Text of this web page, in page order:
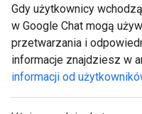
Gdy użytkownicy
w Google Chat mogą
przetwarzania i
informacje znajdziesz w
informacji od